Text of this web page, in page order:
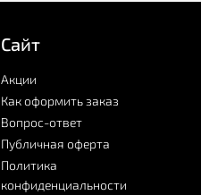
Сайт
Акции
Как оформить заказ
Вопрос-ответ
Публичная оферта
Политика
конфиденциальности